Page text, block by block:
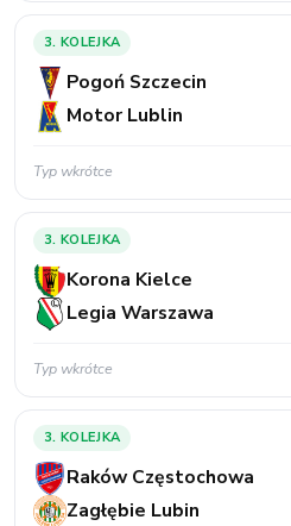
3. KOLEJKA
Pogoń Szczecin
Motor Lublin
Typ wkrótce
3. KOLEJKA
Korona Kielce
Legia Warszawa
Typ wkrótce
3. KOLEJKA
Raków Częstochowa
Zagłębie Lubin